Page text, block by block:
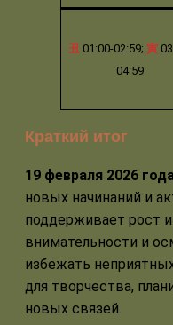
丑 01:00-02:59; 寅
04:59
Краткий итог
19 февраля 2026
новых начинаний и
поддерживает рост
внимательности и
избежать
для творчества,
новых связей.